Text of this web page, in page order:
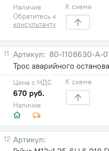
Наличие
Обратитесь к
консультанту
К схеме
11
80-1108630-А-
Трос аварийного
Наличие
Цена с НДС
670 руб.
К схеме
12